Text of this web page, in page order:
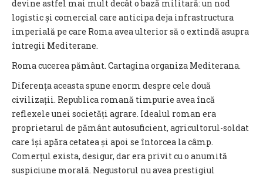
devine astfel mai mult decât o bază militară: un nod
logistic și comercial care anticipa deja infrastructura
imperială pe care Roma avea ulterior să o extindă asupra
întregii Mediterane.
Roma cucerea pământ. Cartagina organiza Mediterana.
Diferența aceasta spune enorm despre cele două
civilizații. Republica romană timpurie avea încă
reflexele unei societăți agrare. Idealul roman era
proprietarul de pământ autosuficient, agricultorul-soldat
care își apăra cetatea și apoi se întorcea la câmp.
Comerțul exista, desigur, dar era privit cu o anumită
suspiciune morală. Negustorul nu avea prestigiul